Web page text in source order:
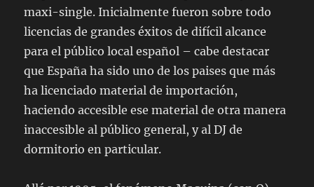
maxi-single. Inicialmente fueron sobre todo
licencias de grandes éxitos de difícil alcance
para el público local español – cabe destacar
que España ha sido uno de los paises que más
ha licenciado material de importación,
haciendo accesible ese material de otra manera
inaccesible al público general, y al DJ de
dormitorio en particular.